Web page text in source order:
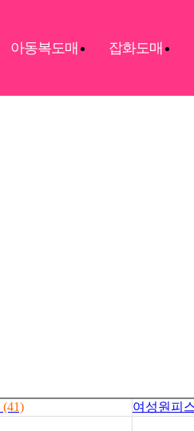
아동복도매 잡화도매
(41) 여성원피